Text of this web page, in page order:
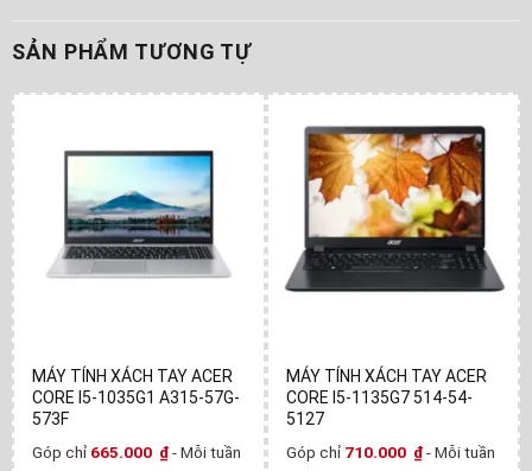
SẢN PHẨM TƯƠNG TỰ
MÁY TÍNH XÁCH TAY ACER
CORE I5-1035G1 A315-57G-
573F
Góp chỉ 665.000 ₫- Mỗi tuần
MÁY TÍNH XÁCH TAY ACER
CORE I5-1135G7 514-54-
5127
Góp chỉ 710.000 ₫- Mỗi tuần